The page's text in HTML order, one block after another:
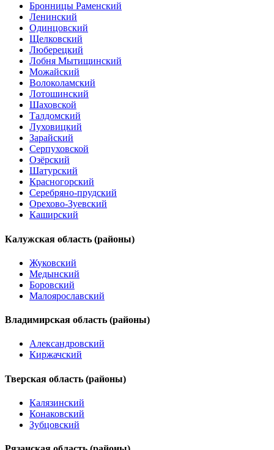
Бронницы Раменский
Ленинский
Одинцовский
Щелковский
Люберецкий
Лобня Мытищинский
Можайский
Волоколамский
Лотошинский
Шаховской
Талдомский
Луховицкий
Зарайский
Серпуховской
Озёрский
Шатурский
Красногорский
Серебряно-прудский
Орехово-Зуевский
Каширский
Калужская область (районы)
Жуковский
Медынский
Боровский
Малоярославский
Владимирская область (районы)
Александровский
Киржачский
Тверская область (районы)
Калязинский
Конаковский
Зубцовский